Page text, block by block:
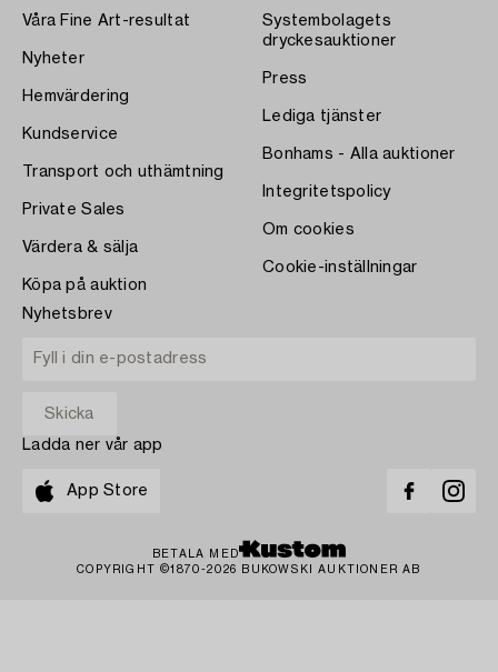
Våra Fine Art-resultat
Nyheter
Hemvärdering
Kundservice
Transport och uthämtning
Private Sales
Värdera & sälja
Köpa på auktion
Systembolagets
dryckesauktioner
Press
Lediga tjänster
Bonhams - Alla auktioner
Integritetspolicy
Om cookies
Cookie-inställningar
Nyhetsbrev
Ladda ner vår app
App Store
BETALA MED
COPYRIGHT ©1870-2026 BUKOWSKI AUKTIONER AB